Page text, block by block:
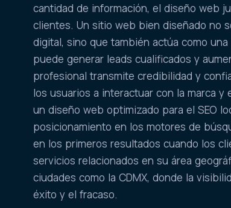
cantidad de información, el diseño web
clientes. Un sitio web bien diseñado no
digital, sino que también actúa como
puede generar leads cualificados y
profesional transmite credibilidad y
los usuarios a interactuar con la marca
un diseño web optimizado para el SEO
posicionamiento en los motores de
en los primeros resultados cuando los
servicios relacionados en su área
ciudades como la CDMX, donde la
éxito y el fracaso.